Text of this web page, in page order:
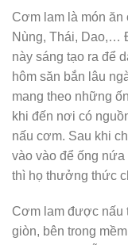
Cơm lam là món ăn
Nùng, Thái, Dao,…
này sáng tạo ra để
hôm săn bắn lâu
mang theo những
khi đến nơi có
nấu cơm. Sau khi
vào vào để ống
thì họ thưởng thức
Cơm lam được nấu
giòn, bên trong